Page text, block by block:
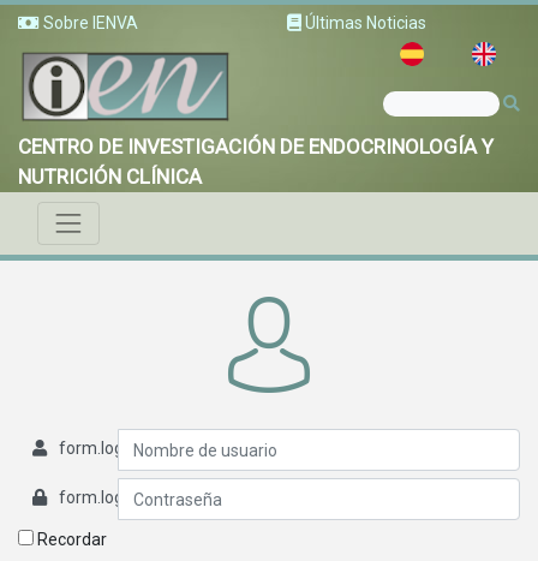
Sobre IENVA Últimas Noticias
CENTRO DE INVESTIGACIÓN DE ENDOCRINOLOGÍA Y
NUTRICIÓN CLÍNICA
form.login.username
form.login.password
Recordar